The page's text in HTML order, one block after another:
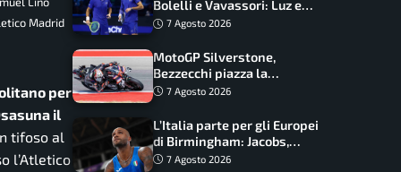
Madrid
per
il
tifoso al
l’Atletico
Bolelli e Vavassori: Luz e
Matos fermano gli azzurri
7 Agosto 2026
MotoGP Silverstone,
Bezzecchi piazza la
zampata: Aprilia domina,
7 Agosto 2026
L’Italia parte per gli Europei
di Birmingham: Jacobs,
Tamberi e Battocletti
7 Agosto 2026